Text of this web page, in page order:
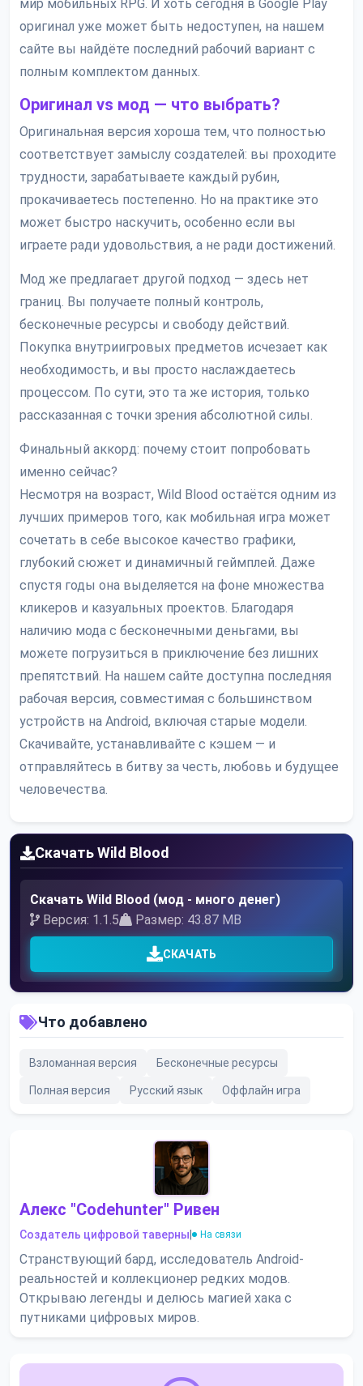
мир мобильных RPG. И хоть сегодня в Google Play
оригинал уже может быть недоступен, на нашем
сайте вы найдёте последний рабочий вариант с
полным комплектом данных.
Оригинал vs мод — что выбрать?
Оригинальная версия хороша тем, что полностью
соответствует замыслу создателей: вы проходите
трудности, зарабатываете каждый рубин,
прокачиваетесь постепенно. Но на практике это
может быстро наскучить, особенно если вы
играете ради удовольствия, а не ради достижений.
Мод же предлагает другой подход — здесь нет
границ. Вы получаете полный контроль,
бесконечные ресурсы и свободу действий.
Покупка внутриигровых предметов исчезает как
необходимость, и вы просто наслаждаетесь
процессом. По сути, это та же история, только
рассказанная с точки зрения абсолютной силы.
Финальный аккорд: почему стоит попробовать
именно сейчас?
Несмотря на возраст, Wild Blood остаётся одним из
лучших примеров того, как мобильная игра может
сочетать в себе высокое качество графики,
глубокий сюжет и динамичный геймплей. Даже
спустя годы она выделяется на фоне множества
кликеров и казуальных проектов. Благодаря
наличию мода с бесконечными деньгами, вы
можете погрузиться в приключение без лишних
препятствий. На нашем сайте доступна последняя
рабочая версия, совместимая с большинством
устройств на Android, включая старые модели.
Скачивайте, устанавливайте с кэшем — и
отправляйтесь в битву за честь, любовь и будущее
человечества.
Скачать Wild Blood
Скачать Wild Blood (мод - много денег)
Версия: 1.1.5
Размер: 43.87 MB
СКАЧАТЬ
Что добавлено
Взломанная версия Бесконечные ресурсы
Полная версия Русский язык Оффлайн игра
Алекс "Codehunter" Ривен
Создатель цифровой таверны На связи
Странствующий бард, исследователь Android-
реальностей и коллекционер редких модов.
Открываю легенды и делюсь магией хака с
путниками цифровых миров.